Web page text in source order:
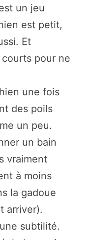
un jeu
est petit,
Et
pour ne
une fois
des poils
un peu.
un bain
vraiment
à moins
la gadoue
arriver).
subtilité.